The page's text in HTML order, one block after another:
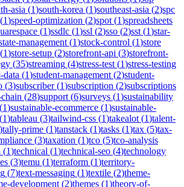
asia (1)south-korea (1)southeast-asia (2)spc
(1)speed-optimization (2)spot (1)spreadsheets
(1)ssdlc (1)ssl (2)sso (2)sst (1)star-
management (1)stock-control (1)store
(1)store-setup (2)storefront-api (3)storefront-
(35)streaming (4)stress-test (1)stress-testing
data (1)student-management (2)student-
(3)subscriber(1)subscription (2)subscriptions
(28)support (6)surveys (1)sustainability
(1)sustainable-ecommerce (1)sustainable-
(1)tableau (3)tailwind-css (1)takealot (1)talent-
)tally-prime (1)tanstack (1)tasks (1)tax (5)tax-
(3)taxation (1)tco (5)tco-analysis
(1)technical (1)technical-seo (4)technology
(3)temu (1)terraform (1)territory-
(7)text-messaging (1)textile (2)theme-
development (2)themes (1)theory-of-